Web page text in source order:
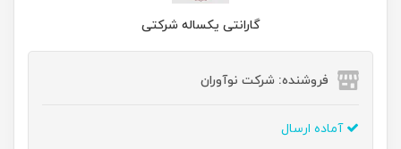
گارانتی یکساله شرکتی
فروشنده: شرکت نوآوران
آماده ارسال